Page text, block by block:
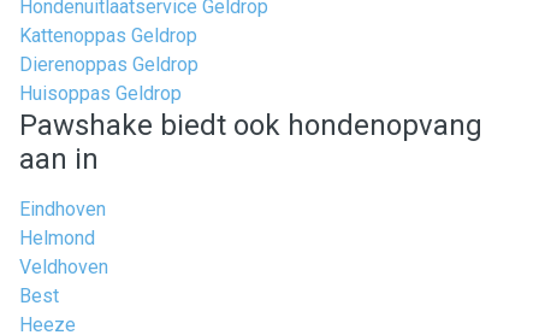
Hondenuitlaatservice Geldrop
Kattenoppas Geldrop
Dierenoppas Geldrop
Huisoppas Geldrop
Pawshake biedt ook hondenopvang
aan in
Eindhoven
Helmond
Veldhoven
Best
Heeze